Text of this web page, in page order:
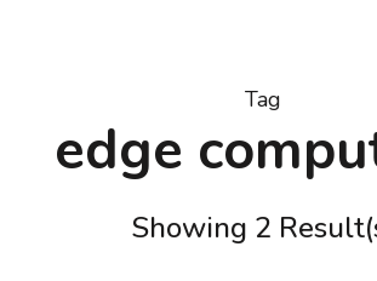
Tag
edge
Showing 2